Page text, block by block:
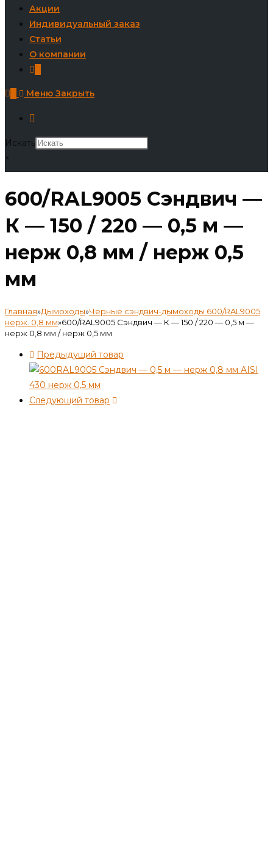
Акции
Индивидуальный заказ
Статьи
О компании
Меню Закрыть
Искать
×
600/RAL9005 Сэндвич —
К — 150 / 220 — 0,5 м —
нерж 0,8 мм / нерж 0,5
мм
Главная»Дымоходы»Черные сэндвич-дымоходы 600/RAL9005
нерж. 0,8 мм»600/RAL9005 Сэндвич — К — 150 / 220 — 0,5 м —
нерж 0,8 мм / нерж 0,5 мм
Предыдущий товар
Следующий товар